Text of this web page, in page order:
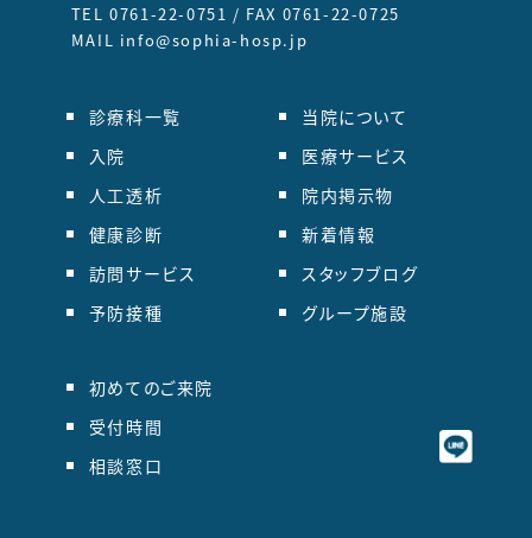
TEL 0761-22-0751 / FAX 0761-22-0725
MAIL info@sophia-hosp.jp
診療科一覧
入院
人工透析
健康診断
訪問サービス
予防接種
当院について
医療サービス
院内掲示物
新着情報
スタッフブログ
グループ施設
初めてのご来院
受付時間
相談窓口